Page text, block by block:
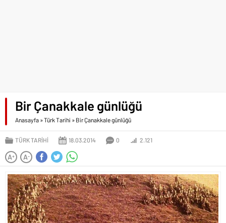
Bir Çanakkale günlüğü
Anasayfa »Türk Tarihi » Bir Çanakkale günlüğü
TÜRK TARIHI 18.03.2014 0 2.121
A+ A-